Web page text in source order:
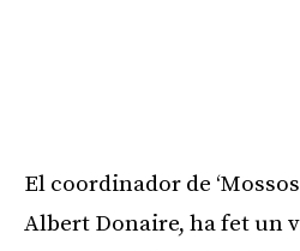
El coordinador de
Albert Donaire, ha fet un